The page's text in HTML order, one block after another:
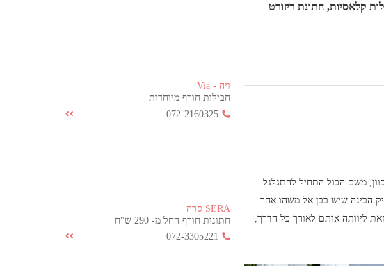
קלאסיות, חתונת ריזורט
משם הכול התחיל להתגלגל.
מההתחלה אפיק הבינה שיש בבן אל משהו אחר -
ליוותה אותם לאורך כל הדרך,
ויה - Via
חבילות חורף מיוחדות
072-2160325
SERA סרה
חתונות חורף החל מ- 290 ש"ח
072-3305221